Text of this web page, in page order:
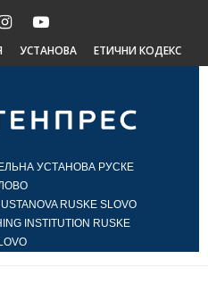
УСТАНОВА ЕТИЧНИ КОДЕКС
УСТАНОВА РУСКЕ
RUSKE SLOVO
INSTITUTION RUSKE